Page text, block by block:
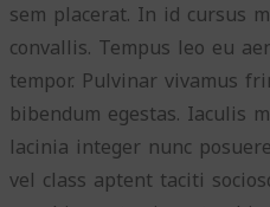
sem placerat. In id cursus
convallis. Tempus leo eu
tempor. Pulvinar vivamus
bibendum egestas. Iaculis
lacinia integer nunc
vel class aptent taciti